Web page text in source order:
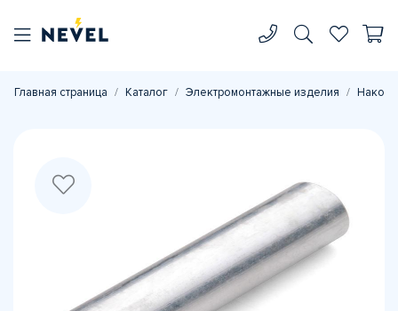
Главная страница Каталог Электромонтажные изделия